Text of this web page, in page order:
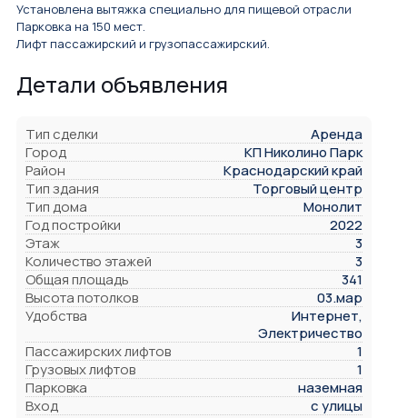
Установлена вытяжка специально для пищевой отрасли
Парковка на 150 мест.
Лифт пассажирский и грузопассажирский.
Детали объявления
Тип сделки
Аренда
Город
КП Николино Парк
Район
Краснодарский край
Тип здания
Торговый центр
Тип дома
Монолит
Год постройки
2022
Этаж
3
Количество этажей
3
Общая площадь
341
Высота потолков
03.мар
Удобства
Интернет,
Электричество
Пассажирских лифтов
1
Грузовых лифтов
1
Парковка
наземная
Вход
с улицы